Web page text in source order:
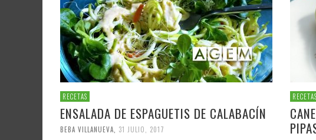
RECETAS
ENSALADA DE ESPAGUETIS DE CALABACÍN
BEBA VILLANUEVA 31 JULIO, 2017
RECETAS